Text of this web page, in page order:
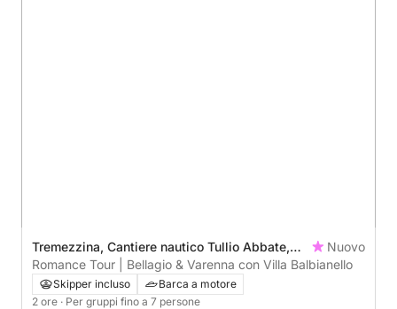
Tremezzina, Cantiere nautico Tullio Abbate,
Italy
Nuovo
Romance Tour | Bellagio & Varenna con Villa Balbianello
Skipper incluso
Barca a motore
2 ore · Per gruppi fino a 7 persone